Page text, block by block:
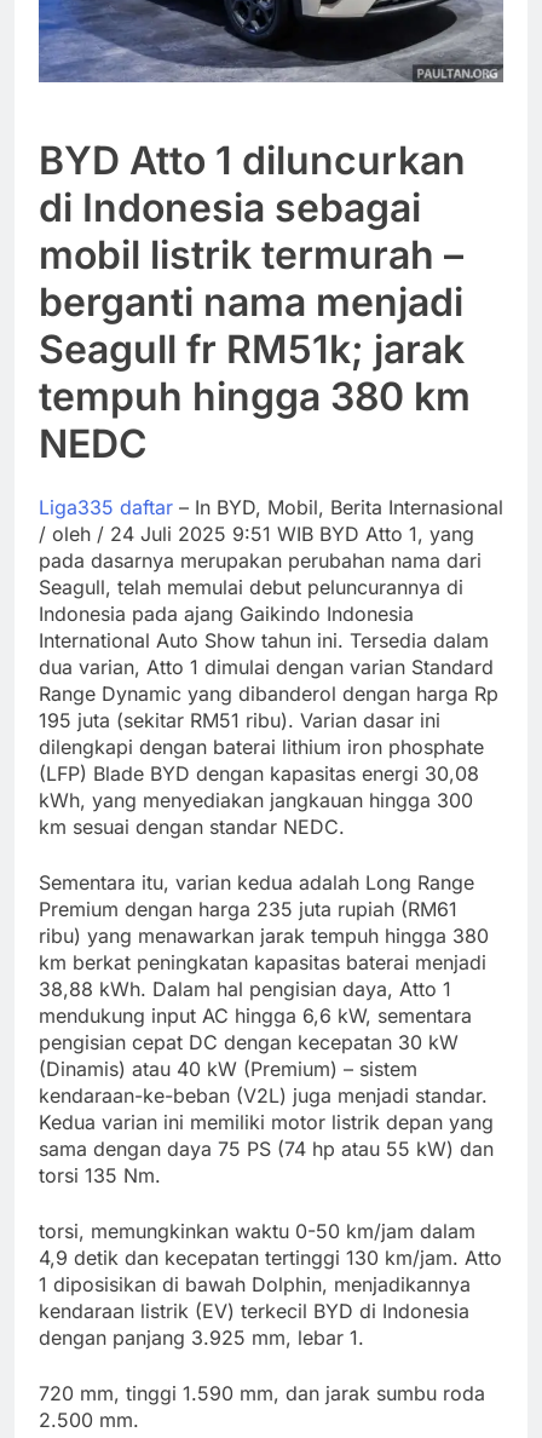
BYD Atto 1 diluncurkan
di Indonesia sebagai
mobil listrik termurah –
berganti nama menjadi
Seagull fr RM51k; jarak
tempuh hingga 380 km
NEDC
Liga335 daftar – In BYD, Mobil, Berita Internasional
/ oleh / 24 Juli 2025 9:51 WIB BYD Atto 1, yang
pada dasarnya merupakan perubahan nama dari
Seagull, telah memulai debut peluncurannya di
Indonesia pada ajang Gaikindo Indonesia
International Auto Show tahun ini. Tersedia dalam
dua varian, Atto 1 dimulai dengan varian Standard
Range Dynamic yang dibanderol dengan harga Rp
195 juta (sekitar RM51 ribu). Varian dasar ini
dilengkapi dengan baterai lithium iron phosphate
(LFP) Blade BYD dengan kapasitas energi 30,08
kWh, yang menyediakan jangkauan hingga 300
km sesuai dengan standar NEDC.
Sementara itu, varian kedua adalah Long Range
Premium dengan harga 235 juta rupiah (RM61
ribu) yang menawarkan jarak tempuh hingga 380
km berkat peningkatan kapasitas baterai menjadi
38,88 kWh. Dalam hal pengisian daya, Atto 1
mendukung input AC hingga 6,6 kW, sementara
pengisian cepat DC dengan kecepatan 30 kW
(Dinamis) atau 40 kW (Premium) – sistem
kendaraan-ke-beban (V2L) juga menjadi standar.
Kedua varian ini memiliki motor listrik depan yang
sama dengan daya 75 PS (74 hp atau 55 kW) dan
torsi 135 Nm.
torsi, memungkinkan waktu 0-50 km/jam dalam
4,9 detik dan kecepatan tertinggi 130 km/jam. Atto
1 diposisikan di bawah Dolphin, menjadikannya
kendaraan listrik (EV) terkecil BYD di Indonesia
dengan panjang 3.925 mm, lebar 1.
720 mm, tinggi 1.590 mm, dan jarak sumbu roda
2.500 mm.